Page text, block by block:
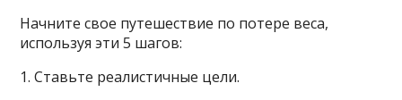
Начните свое путешествие по потере веса,
используя эти 5 шагов:
1. Ставьте реалистичные цели.